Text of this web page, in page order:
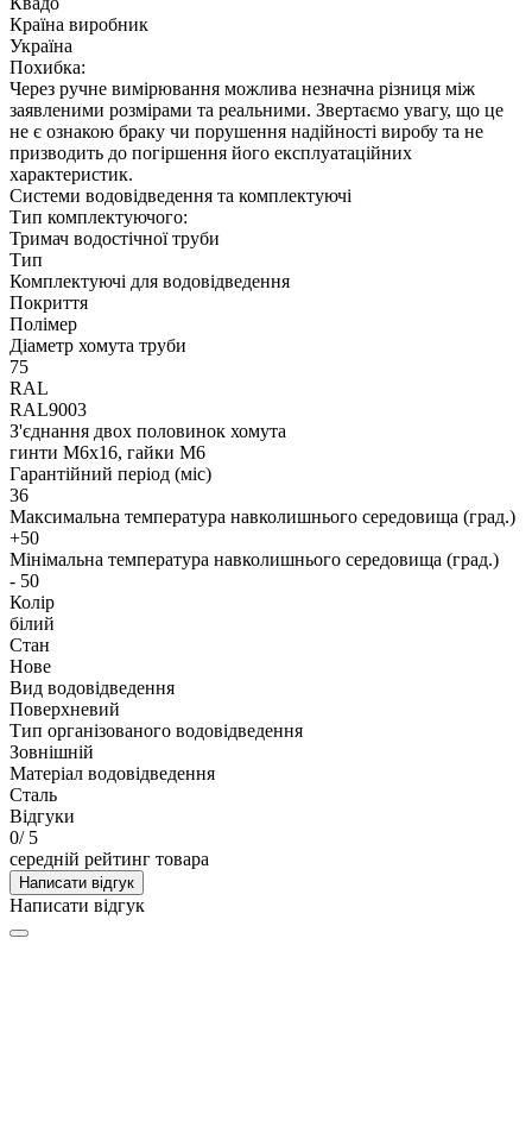
Країна виробник
Україна
Похибка:
Через ручне вимірювання можлива незначна різниця між
заявленими розмірами та реальними. Звертаємо увагу, що це
не є ознакою браку чи порушення надійності виробу та не
призводить до погіршення його експлуатаційних
характеристик.
Системи водовідведення та комплектуючі
Тип комплектуючого:
Тримач водостічної труби
Тип
Комплектуючі для водовідведення
Покриття
Полімер
Діаметр хомута труби
75
RAL
RAL9003
З'єднання двох половинок хомута
гинти М6х16, гайки М6
Гарантійний період (міс)
36
Максимальна температура навколишнього середовища (град.)
+50
Мінімальна температура навколишнього середовища (град.)
- 50
Колір
білий
Стан
Нове
Вид водовідведення
Поверхневий
Тип організованого водовідведення
Зовнішній
Матеріал водовідведення
Сталь
Відгуки
0/ 5
середній рейтинг товара
Написати відгук
Написати відгук